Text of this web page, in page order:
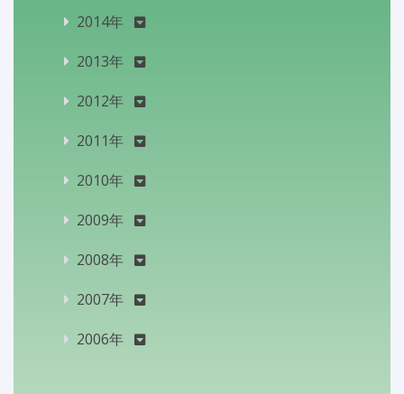
2014年
2013年
2012年
2011年
2010年
2009年
2008年
2007年
2006年